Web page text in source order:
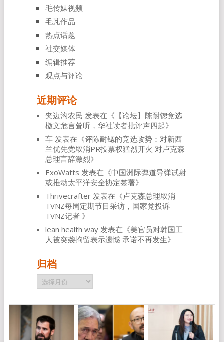
毛传媒视频
毛芃作品
热点话题
社交媒体
编辑推荐
观点与评论
近期评论
夹边沟农民 发表在《 【论坛】陈耐锶竞选
檄文危言耸听，华社读者批评声四起》
车发表在《评陈耐锶的竞选攻势：对新西
兰优先党取消PR投票权猛烈开火 对卢克森
总理言辞激烈》
ExoWatts 发表在《中国洲际弹道导弹试射
或推动太平洋安全协定签署》
Thrivecrafter发表在《卢克森总理取消
TVNZ每周定期节目采访，国家党投诉
TVNZ记者 》
lean health way发表在《美官员对韩国工
人被突袭拘留表示遗憾 承诺不再发生》
归档
归
档